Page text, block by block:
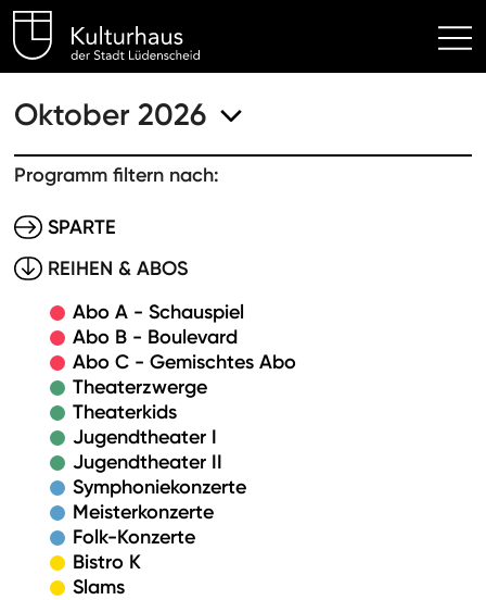
Kulturhaus Lüdenscheid
Oktober 2026
Programm filtern nach:
SPARTE
REIHEN & ABOS
Abo A - Schauspiel
Abo B - Boulevard
Abo C - Gemischtes Abo
Theaterzwerge
Theaterkids
Jugendtheater I
Jugendtheater II
Symphoniekonzerte
Meisterkonzerte
Folk-Konzerte
Bistro K
Slams